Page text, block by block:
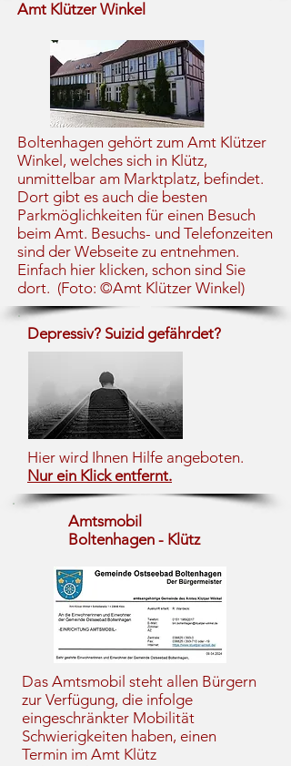
Amt Klützer Winkel
Boltenhagen gehört zum Amt Klützer
Winkel, welches sich in Klütz,
unmittelbar am Marktplatz, befindet.
Dort gibt es auch die besten
Parkmöglichkeiten für einen Besuch
beim Amt. Besuchs- und Telefonzeiten
sind der Webseite zu entnehmen.
Einfach hier klicken, schon sind Sie
dort. (Foto: ©Amt Klützer Winkel)
Depressiv? Suizid gefährdet?
Hier wird Ihnen Hilfe angeboten.
Nur ein Klick entfernt.
Amtsmobil
Boltenhagen - Klütz
Das Amtsmobil steht allen Bürgern
zur Verfügung, die infolge
eingeschränkter Mobilität
Schwierigkeiten haben, einen
Termin im Amt Klütz